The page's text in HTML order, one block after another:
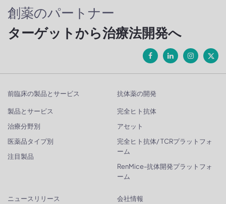
創薬のパートナー
ターゲットから治療法開発へ
前臨床の製品とサービス
製品とサービス
治療分野別
医薬品タイプ別
注目製品
抗体薬の開発
完全ヒト抗体
アセット
完全ヒト抗体/ TCRプラットフォ
ーム
RenMice-抗体開発プラットフォ
ーム
ニュースリリース 会社情報